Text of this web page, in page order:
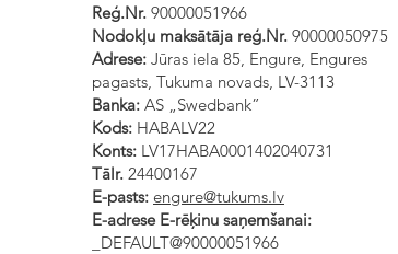
Reģ.Nr. 90000051966
Nodokļu maksātāja reģ.Nr. 90000050975
Adrese: Jūras iela 85, Engure, Engures
pagasts, Tukuma novads, LV-3113
Banka: AS „Swedbank”
Kods: HABALV22
Konts: LV17HABA0001402040731
Tālr. 24400167
E-pasts: engure@tukums.lv
E-adrese E-rēķinu saņemšanai:
_DEFAULT@90000051966